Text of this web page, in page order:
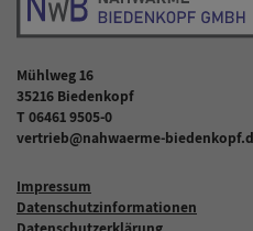
Mühlweg 16
35216 Biedenkopf
T 06461 9505-0
vertrieb@nahwaerme-
Impressum
Datenschutzinformationen